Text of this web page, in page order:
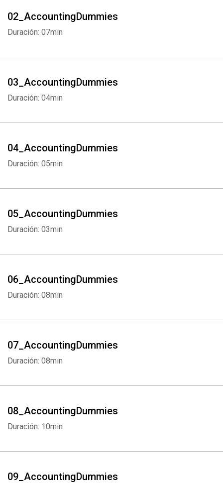
02_AccountingDummies
Duración: 07min
03_AccountingDummies
Duración: 04min
04_AccountingDummies
Duración: 05min
05_AccountingDummies
Duración: 03min
06_AccountingDummies
Duración: 08min
07_AccountingDummies
Duración: 08min
08_AccountingDummies
Duración: 10min
09_AccountingDummies